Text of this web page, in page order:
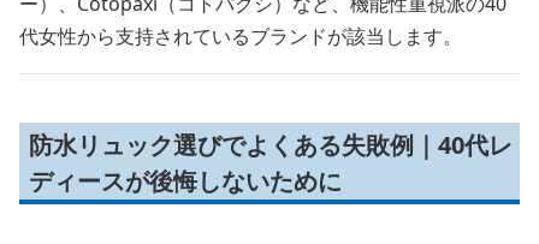
代女性から支持されているブランドが該当します。
防水リュック選びでよくある失敗例｜40代レ
ディースが後悔しないために